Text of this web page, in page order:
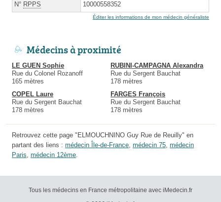
N° RPPS 10000558352
Éditer les informations de mon médecin généraliste
Médecins à proximité
LE GUEN Sophie
Rue du Colonel Rozanoff
165 mètres
RUBINI-CAMPAGNA Alexandra
Rue du Sergent Bauchat
178 mètres
COPEL Laure
Rue du Sergent Bauchat
178 mètres
FARGES François
Rue du Sergent Bauchat
178 mètres
Retrouvez cette page "ELMOUCHNINO Guy Rue de Reuilly" en
partant des liens : médecin Île-de-France, médecin 75, médecin
Paris, médecin 12ème.
Tous les médecins en France métropolitaine avec iMedecin.fr